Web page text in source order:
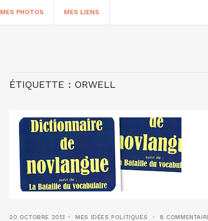
MES PHOTOS MES LIENS
ÉTIQUETTE : ORWELL
20 OCTOBRE 2013 MES IDÉES POLITIQUES 8